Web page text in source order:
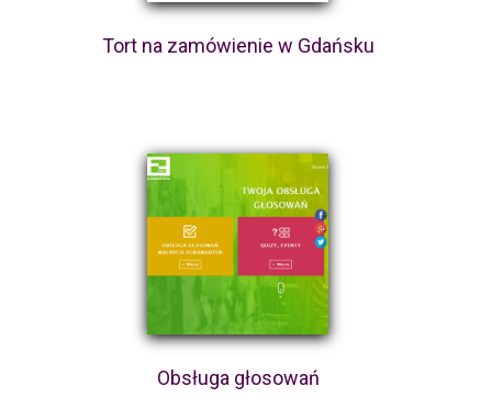
Tort na zamówienie w Gdańsku
Obsługa głosowań